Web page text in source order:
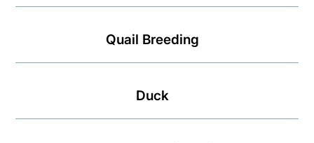
Quail Breeding
Duck